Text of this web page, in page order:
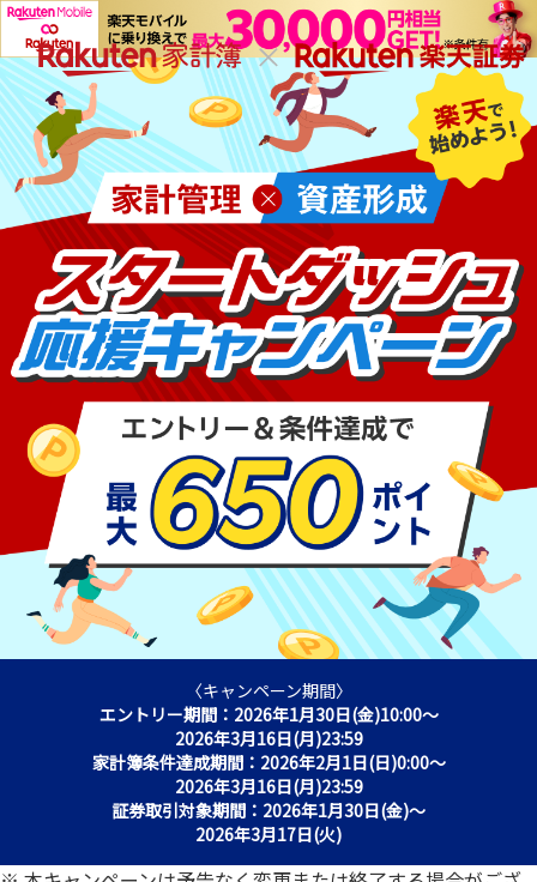
〈キャンペーン期間〉
エントリー期間：2026年1月30日(金)10:00～
2026年3月16日(月)23:59
家計簿条件達成期間：2026年2月1日(日)0:00～
2026年3月16日(月)23:59
証券取引対象期間：2026年1月30日(金)～
2026年3月17日(火)